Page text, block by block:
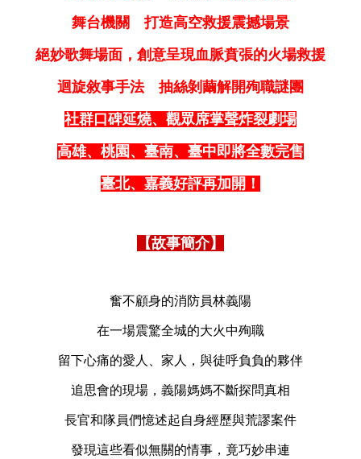
舞台機關 打造高空救援震撼場景
絕妙歌舞場面，創意呈現血脈賁張的火場救援
迴旋敘事手法 抽絲剝繭解開殉職謎團
社群口碑延燒、觀眾席掌聲炸裂劇場
高雄、桃園、臺南、臺中即將全數完售
臺北、嘉義好評再加開！
【故事簡介】
奮不顧身的消防員林義陽
在一場震驚全城的大火中殉職
留下心痛的愛人、家人，與徒呼負負的夥伴
追思會的現場，義陽媽媽不斷探問真相
長官和隊員們憶述起自身經歷與荒謬案件
發現這些看似無關的情事，竟巧妙串連